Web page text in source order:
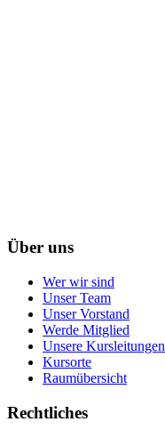
Über uns
Wer wir sind
Unser Team
Unser Vorstand
Werde Mitglied
Unsere Kursleitungen
Kursorte
Raumübersicht
Rechtliches